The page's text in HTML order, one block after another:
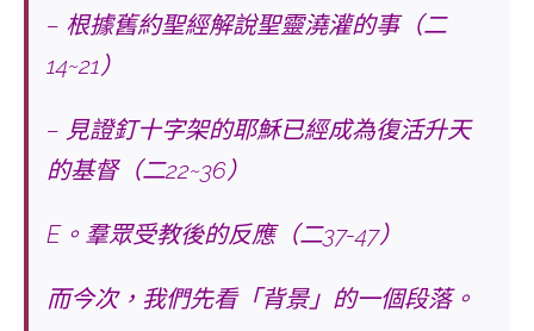
– 根據舊約聖經解說聖靈澆灌的事（二
14~21）
– 見證釘十字架的耶穌已經成為復活升天
的基督（二22~36）
E。羣眾受教後的反應（二37-47）
而今次，我們先看「背景」的一個段落。